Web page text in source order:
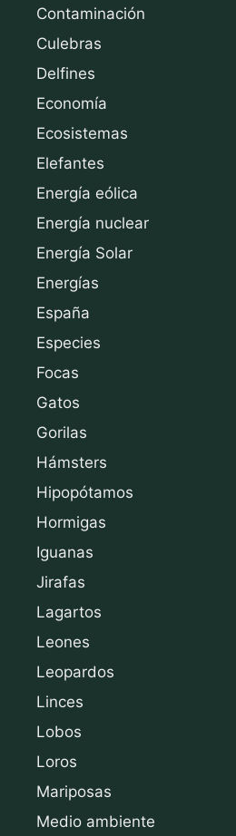
Contaminación
Culebras
Delfines
Economía
Ecosistemas
Elefantes
Energía eólica
Energía nuclear
Energía Solar
Energías
España
Especies
Focas
Gatos
Gorilas
Hámsters
Hipopótamos
Hormigas
Iguanas
Jirafas
Lagartos
Leones
Leopardos
Linces
Lobos
Loros
Mariposas
Medio ambiente